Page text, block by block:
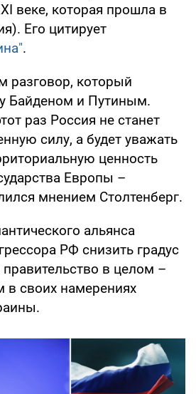
веке, которая прошла в
Его цитирует
.
разговор, который
Байденом и Путиным.
раз Россия не станет
силу, а будет уважать
ценность
Европы –
мнением Столтенберг.
альянса
РФ снизить градус
в целом –
своих намерениях